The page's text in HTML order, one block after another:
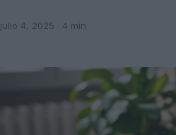
julio 4, 2025 · 4 min